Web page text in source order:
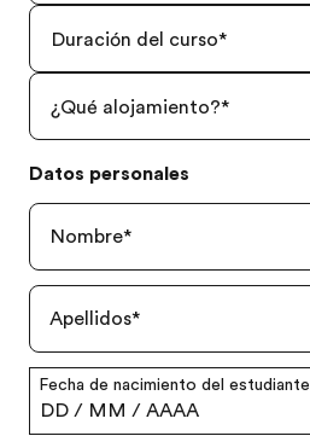
Duración del curso*
¿Qué alojamiento?*
Datos personales
Nombre*
Apellidos*
Fecha de nacimiento del estudiante
DD / MM / AAAA